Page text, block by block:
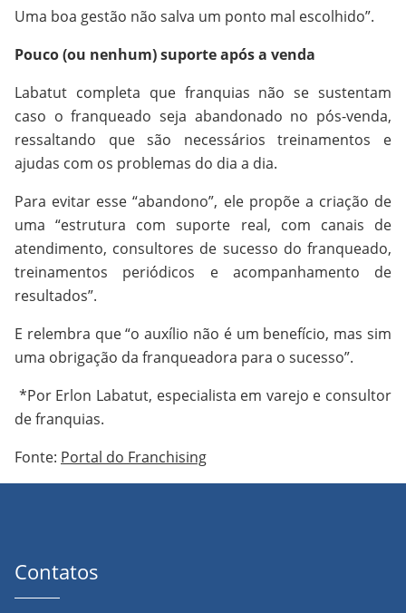
Uma boa gestão não salva um ponto mal escolhido”.
Pouco (ou nenhum) suporte após a venda
Labatut completa que franquias não se sustentam
caso o franqueado seja abandonado no pós-venda,
ressaltando que são necessários treinamentos e
ajudas com os problemas do dia a dia.
Para evitar esse “abandono”, ele propõe a criação de
uma “estrutura com suporte real, com canais de
atendimento, consultores de sucesso do franqueado,
treinamentos periódicos e acompanhamento de
resultados”.
E relembra que “o auxílio não é um benefício, mas sim
uma obrigação da franqueadora para o sucesso”.
*Por Erlon Labatut, especialista em varejo e consultor
de franquias.
Fonte: Portal do Franchising
Contatos